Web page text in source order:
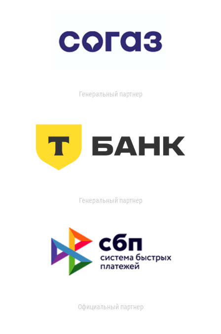
Генеральный партнер
Генеральный партнер
Официальный партнер